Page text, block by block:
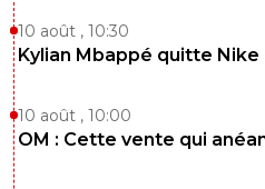
10 août , 10:30
Kylian Mbappé quitte
10 août , 10:00
OM : Cette vente qui